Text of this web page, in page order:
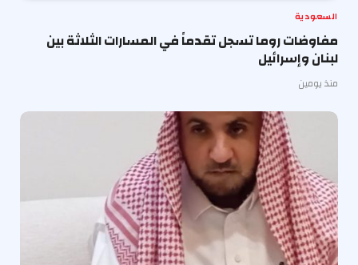
السعودية
مفاوضات روما تسجل تقدماً في المسارات الثلاثة بين
لبنان وإسرائيل
منذ يومين